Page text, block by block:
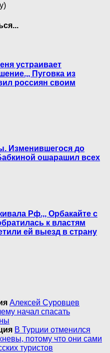
устраивает
Пуговка из
россиян своим
Изменившегося до
ошарашил всех
Рф.,, Орбакайте с
к властям
ей выезд в страну
Алексей Суровцев
начал спасать
В Турции отменился
потому что они сами
туристов